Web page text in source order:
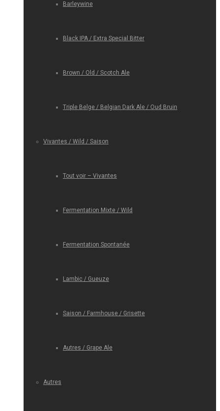
Barleywine
Black IPA / Extra Special Bitter
Brown / Old / Scotch Ale
Triple Belge / Belgian Dark Ale / Oud Bruin
Vivantes / Wild / Saison
Tout voir – Vivantes
Fermentation Mixte / Wild
Fermentation Spontanée
Lambic / Gueuze
Saison / Farmhouse / Grisette
Autres / Grape Ale
Autres